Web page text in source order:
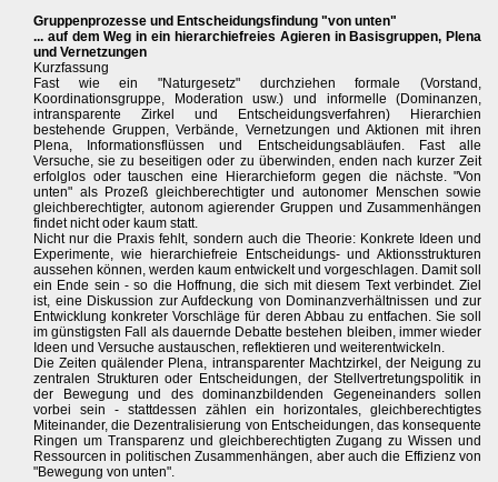
Gruppenprozesse und Entscheidungsfindung "von unten"
... auf dem Weg in ein hierarchiefreies Agieren in Basisgruppen, Plena
und Vernetzungen
Kurzfassung
Fast wie ein "Naturgesetz" durchziehen formale (Vorstand,
Koordinationsgruppe, Moderation usw.) und informelle (Dominanzen,
intransparente Zirkel und Entscheidungsverfahren) Hierarchien
bestehende Gruppen, Verbände, Vernetzungen und Aktionen mit ihren
Plena, Informationsflüssen und Entscheidungsabläufen. Fast alle
Versuche, sie zu beseitigen oder zu überwinden, enden nach kurzer Zeit
erfolglos oder tauschen eine Hierarchieform gegen die nächste. "Von
unten" als Prozeß gleichberechtigter und autonomer Menschen sowie
gleichberechtigter, autonom agierender Gruppen und Zusammenhängen
findet nicht oder kaum statt.
Nicht nur die Praxis fehlt, sondern auch die Theorie: Konkrete Ideen und
Experimente, wie hierarchiefreie Entscheidungs- und Aktionsstrukturen
aussehen können, werden kaum entwickelt und vorgeschlagen. Damit soll
ein Ende sein - so die Hoffnung, die sich mit diesem Text verbindet. Ziel
ist, eine Diskussion zur Aufdeckung von Dominanzverhältnissen und zur
Entwicklung konkreter Vorschläge für deren Abbau zu entfachen. Sie soll
im günstigsten Fall als dauernde Debatte bestehen bleiben, immer wieder
Ideen und Versuche austauschen, reflektieren und weiterentwickeln.
Die Zeiten quälender Plena, intransparenter Machtzirkel, der Neigung zu
zentralen Strukturen oder Entscheidungen, der Stellvertretungspolitik in
der Bewegung und des dominanzbildenden Gegeneinanders sollen
vorbei sein - stattdessen zählen ein horizontales, gleichberechtigtes
Miteinander, die Dezentralisierung von Entscheidungen, das konsequente
Ringen um Transparenz und gleichberechtigten Zugang zu Wissen und
Ressourcen in politischen Zusammenhängen, aber auch die Effizienz von
"Bewegung von unten".